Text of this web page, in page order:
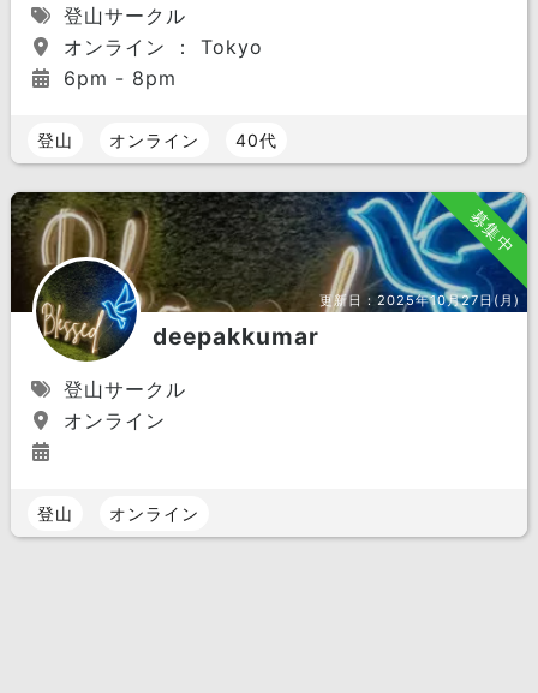
登山サークル
オンライン ： Tokyo
6pm - 8pm
登山 オンライン 40代
募集中
更新日：2025年10月27日(月)
deepakkumar
登山サークル
オンライン
登山 オンライン